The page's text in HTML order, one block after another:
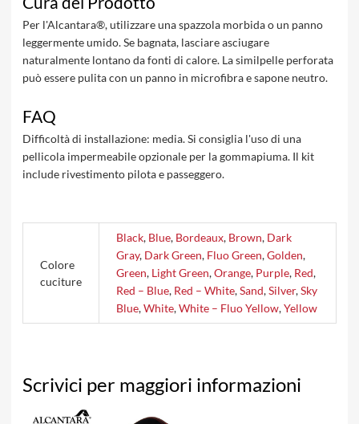
Per l'Alcantara®, utilizzare una spazzola morbida o un panno
leggermente umido. Se bagnata, lasciare asciugare
naturalmente lontano da fonti di calore. La similpelle perforata
può essere pulita con un panno in microfibra e sapone neutro.
FAQ
Difficoltà di installazione: media. Si consiglia l'uso di una
pellicola impermeabile opzionale per la gommapiuma. Il kit
include rivestimento pilota e passeggero.
Colore
cuciture
Black, Blue, Bordeaux, Brown, Dark
Gray, Dark Green, Fluo Green,Golden,
Green, Light Green,Orange, Purple, Red,
Red – Blue, Red – White,Sand,Silver,Sky
Blue,White,White – Fluo Yellow,Yellow
Scrivici per maggiori informazioni